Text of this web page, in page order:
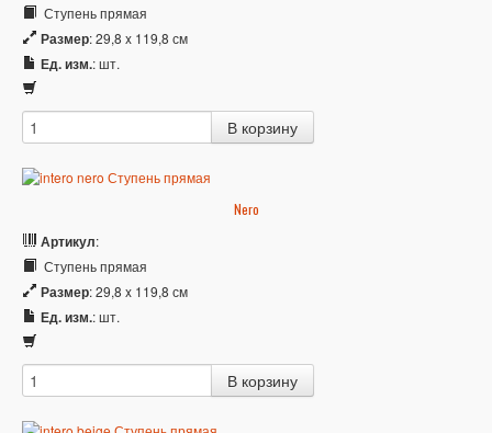
Ступень прямая
Размер: 29,8 x 119,8 см
Ед. изм.: шт.
Nero
Артикул:
Ступень прямая
Размер: 29,8 x 119,8 см
Ед. изм.: шт.